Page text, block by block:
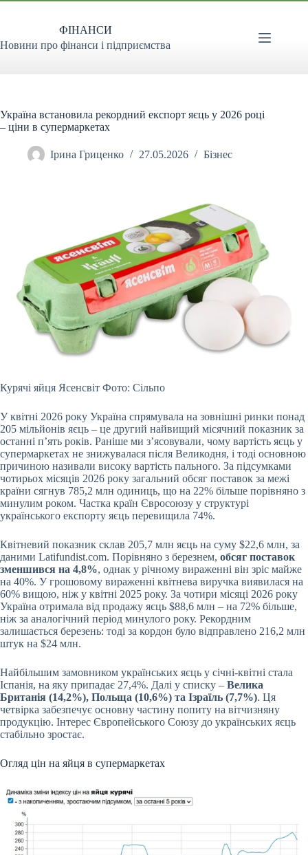
Перейти
ФІНАНСИ
Новини про фінанси і підприємства
Україна встановила рекордний експорт яєць у 2026 році
– ціни в супермаркетах
Ірина Гриценко 27.05.2026 Бізнес
Курячі яйця Ясенсвіт Фото: Сільпо
У квітні 2026 року Україна спрямувала на зовнішні ринки понад
205 мільйонів яєць – це другий найвищий місячний показник за
останні п’ять років. Раніше ми з’ясовували, чому вартість яєць у
супермаркетах не знижувалася після Великодня, і тоді основною
причиною називали високу вартість пального. За підсумками
чотирьох місяців 2026 року загальний обсяг поставок за межі
країни сягнув 785,2 млн одиниць, що на 22% більше порівняно з
минулим роком. Частка країн Євросоюзу у структурі
українського експорту яєць перевищила 74%.
Квітневий показник склав 205,7 млн яєць на суму $22,6 млн, за
даними Latifundist.com. Порівняно з березнем, обсяг поставок
зменшився на 4,8%, однак у річному вираженні він зріс майже
на 40%. У грошовому вираженні квітнева виручка виявилася на
60% вищою, ніж у квітні 2025 року. За чотири місяці 2026 року
Україна отримала від продажу яєць $88,6 млн – на 72% більше,
ніж за аналогічний період минулого року. Рекордним
залишається березень: тоді за кордон було відправлено 216,2 млн
штук на $24 млн.
Найбільшим замовником українських яєць у січні-квітні стала
Іспанія, на яку припадає 27,4%. Далі у списку – Велика
Британія (14,2%), Польща (10,6%) та Ізраїль (7,7%). Ця
четвірка забезпечує основну частину попиту на вітчизняну
продукцію. Інтерес Європейського Союзу до українських яєць
стабільно зростає.
Огляд цін на яйця в супермаркетах